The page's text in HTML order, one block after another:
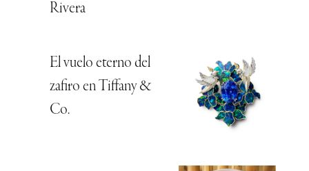
Rivera
El vuelo eterno del
zafiro en Tiffany &
Co.